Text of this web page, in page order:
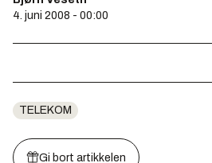
4. juni 2008 - 00:00
TELEKOM
Gi bort artikkelen